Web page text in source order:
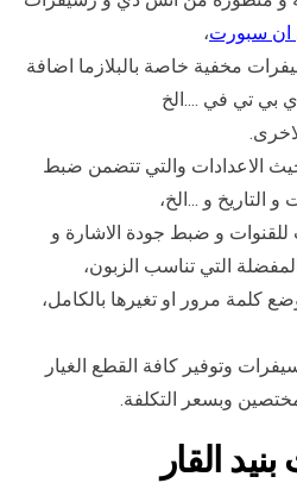
ان سبورت،
مخفية خاصة بالبلازما اضافة
بي تي في ….الخ
الاعدادات والتي تتضمن ضبط
التاريخ و …الخ،
للقنوات و ضبط جودة الاشارة و
التي تناسب الزبون،
كلمة مرور او تغيرها بالكامل،
وتوفير كافة القطع الغيار
وبسعر التكلفة.
القار